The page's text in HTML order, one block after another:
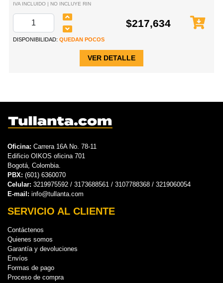
IVA INCLUIDO | NO INCLUYE RIN
$217,634
DISPONIBILIDAD: QUEDAN POCOS
VER DETALLE
Oficina: Carrera 16A No. 78-11
Edificio OIKOS oficina 701
Bogotá, Colombia.
PBX: (601) 6360070
Celular: 3219975592 / 3173688561 / 3107788368 / 3219060054
E-mail: info@tullanta.com
SERVICIO AL CLIENTE
Contáctenos
Quienes somos
Garantía y devoluciones
Envíos
Formas de pago
Proceso de compra